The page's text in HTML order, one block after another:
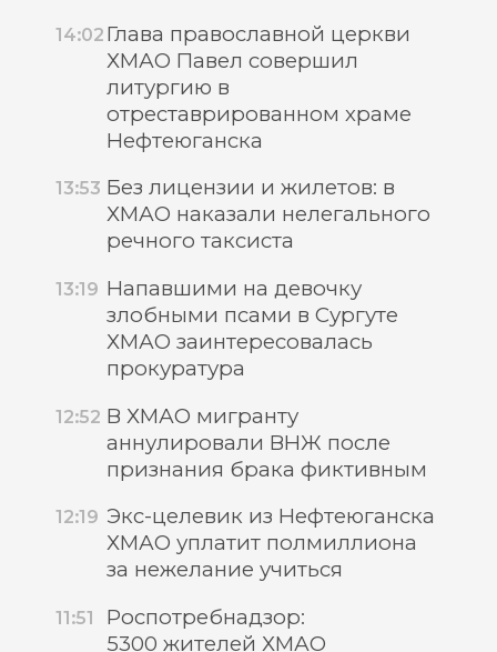
14:02 Глава православной церкви
ХМАО Павел совершил
литургию в
отреставрированном храме
Нефтеюганска
13:53 Без лицензии и жилетов: в
ХМАО наказали нелегального
речного таксиста
13:19 Напавшими на девочку
злобными псами в Сургуте
ХМАО заинтересовалась
прокуратура
12:52 В ХМАО мигранту
аннулировали ВНЖ после
признания брака фиктивным
12:19 Экс-целевик из Нефтеюганска
ХМАО уплатит полмиллиона
за нежелание учиться
11:51
Роспотребнадзор:
5300 жителей ХМАО